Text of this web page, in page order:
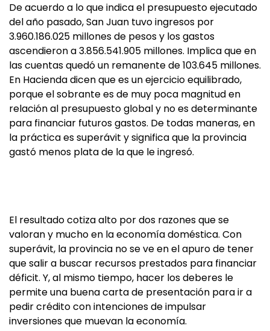
De acuerdo a lo que indica el presupuesto ejecutado
del año pasado, San Juan tuvo ingresos por
3.960.186.025 millones de pesos y los gastos
ascendieron a 3.856.541.905 millones. Implica que en
las cuentas quedó un remanente de 103.645 millones.
En Hacienda dicen que es un ejercicio equilibrado,
porque el sobrante es de muy poca magnitud en
relación al presupuesto global y no es determinante
para financiar futuros gastos. De todas maneras, en
la práctica es superávit y significa que la provincia
gastó menos plata de la que le ingresó.
El resultado cotiza alto por dos razones que se
valoran y mucho en la economía doméstica. Con
superávit, la provincia no se ve en el apuro de tener
que salir a buscar recursos prestados para financiar
déficit. Y, al mismo tiempo, hacer los deberes le
permite una buena carta de presentación para ir a
pedir crédito con intenciones de impulsar
inversiones que muevan la economía.